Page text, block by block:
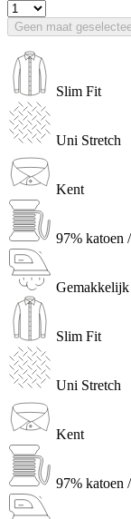
Geen maat
Slim Fit
Uni Stretch
Kent
97% katoen
Slim Fit
Uni Stretch
Kent
97% katoen